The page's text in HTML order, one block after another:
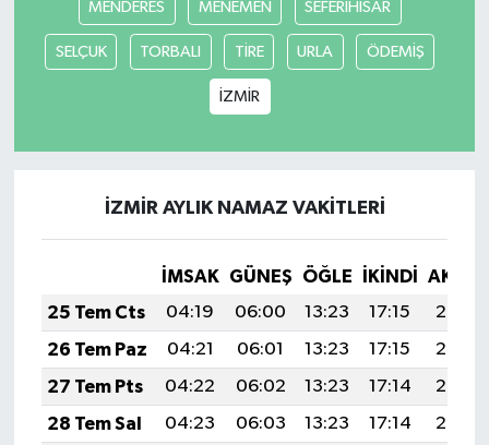
MENDERES MENEMEN SEFERIHİSAR
SELÇUK TORBALI TİRE URLA ÖDEMİŞ
İZMİR
İZMİR AYLIK NAMAZ VAKITLERI
İMSAK GÜNEŞ ÖĞLE İKINDI
25 Tem Cts
04:19 06:00 13:23 17:15
20:36
26 Tem Paz
04:21 06:01 13:23 17:15
20:35
27 Tem Pts
04:22 06:02 13:23 17:14
20:34
28 Tem Sal
04:23 06:03 13:23 17:14
20:33